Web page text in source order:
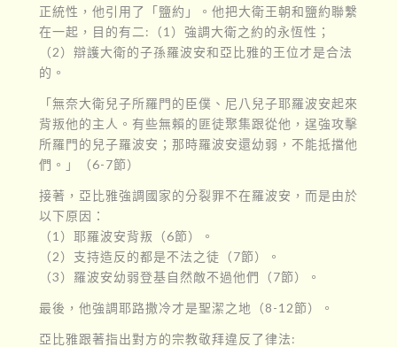
正統性，他引用了「鹽約」。他把大衛王朝和鹽約聯繫
在一起，目的有二:（1）強調大衛之約的永恆性；
（2）辯護大衛的子孫羅波安和亞比雅的王位才是合法
的。
「無奈大衛兒子所羅門的臣僕、尼八兒子耶羅波安起來
背叛他的主人。有些無賴的匪徒聚集跟從他，逞強攻擊
所羅門的兒子羅波安；那時羅波安還幼弱，不能抵擋他
們。」（6-7節）
接著，亞比雅強調國家的分裂罪不在羅波安，而是由於
以下原因：
（1）耶羅波安背叛（6節）。
（2）支持造反的都是不法之徒（7節）。
（3）羅波安幼弱登基自然敵不過他們（7節）。
最後，他強調耶路撒冷才是聖潔之地（8-12節）。
亞比雅跟著指出對方的宗教敬拜違反了律法: